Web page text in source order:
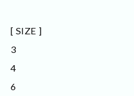
[ SIZE ]
3
4
6